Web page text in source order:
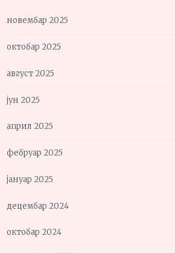
новембар 2025
октобар 2025
август 2025
јун 2025
април 2025
фебруар 2025
јануар 2025
децембар 2024
октобар 2024